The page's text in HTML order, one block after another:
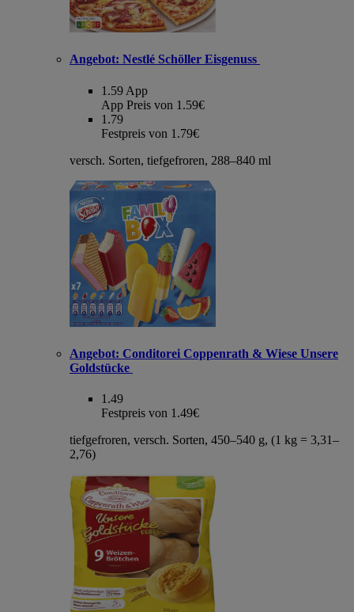
Angebot: Nestlé Schöller Eisgenuss
1.59 App
App Preis von 1.59€
1.79
Festpreis von 1.79€
versch. Sorten, tiefgefroren, 288–840 ml
Angebot: Conditorei Coppenrath & Wiese Unsere
Goldstücke
1.49
Festpreis von 1.49€
tiefgefroren, versch. Sorten, 450–540 g, (1 kg = 3,31–
2,76)